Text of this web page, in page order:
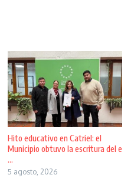
Hito educativo en Catriel: el
Municipio obtuvo la escritura del e
...
5 agosto, 2026